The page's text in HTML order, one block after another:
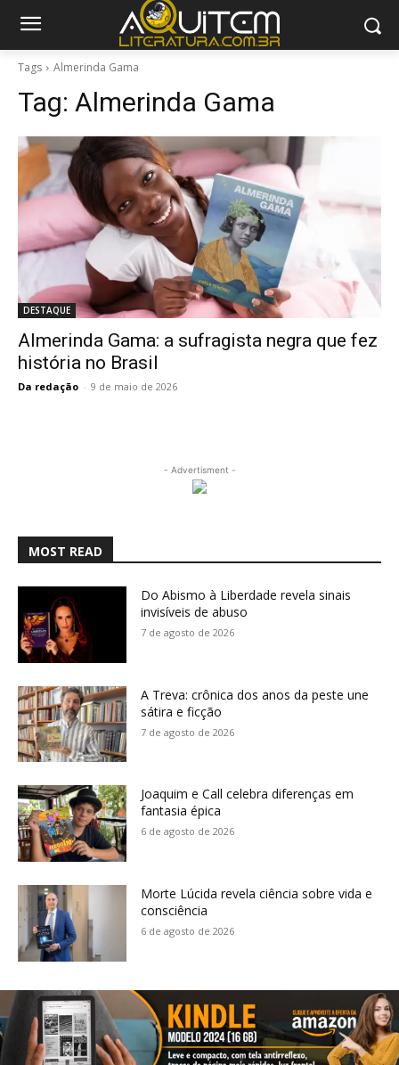
Tags Almerinda Gama
Tag: Almerinda Gama
DESTAQUE
Almerinda Gama: a sufragista negra que fez
história no Brasil
Da redação - 9 de maio de 2026
- Advertisment -
MOST READ
Do Abismo à Liberdade revela sinais
invisíveis de abuso
7 de agosto de 2026
A Treva: crônica dos anos da peste une
sátira e ficção
7 de agosto de 2026
Joaquim e Call celebra diferenças em
fantasia épica
6 de agosto de 2026
Morte Lúcida revela ciência sobre vida e
consciência
6 de agosto de 2026